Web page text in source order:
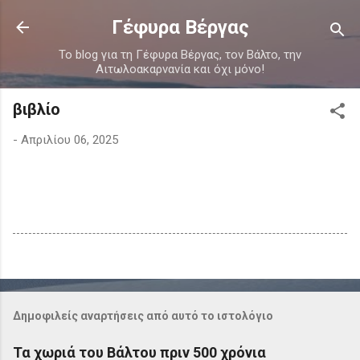
Μετάβαση στο κύριο περιεχόμενο
Γέφυρα Βέργας
Το blog για τη Γέφυρα Βέργας, τον Βάλτο, την
Αιτωλοακαρνανία και όχι μόνο!
βιβλίο
- Απριλίου 06, 2025
Δημοφιλείς αναρτήσεις από αυτό το ιστολόγιο
Τα χωριά του Βάλτου πριν 500 χρόνια